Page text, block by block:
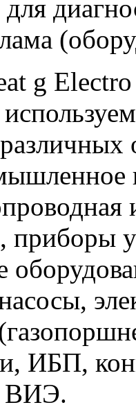
для
g
приборы
ИБП,
ВИЭ.